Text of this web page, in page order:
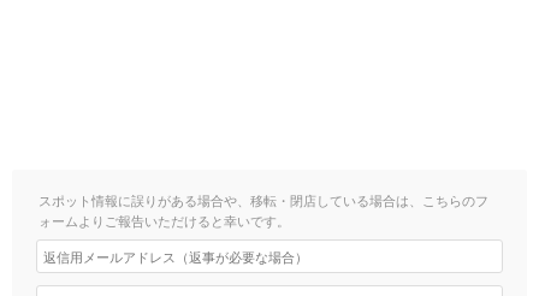
スポット情報に誤りがある場合や、移転・閉店している場合は、こちらのフ
ォームよりご報告いただけると幸いです。